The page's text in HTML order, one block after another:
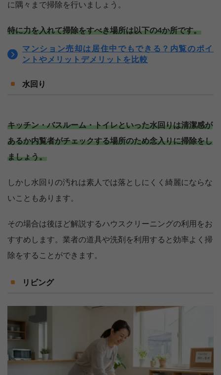
に隅々まで掃除を行いましょう。
特に力を入れて掃除をすべき場所は以下の4か所です。
マンション売却は居住中でもできる？内覧のポイ
ントやメリットデメリットを比較
水回り
キッチン・バスルーム・トイレといった水回りは清潔感が
あるか内覧者がチェックする場所のため念入りに掃除をし
ましょう。
しかし水回りの汚れは素人では落としにくく綺麗にならな
いこともあります。
その場合は後ほど解説するハウスクリーニングの利用をお
すすめします。業者の道具や洗剤を利用すると効率よく掃
除をすることができます。
リビング